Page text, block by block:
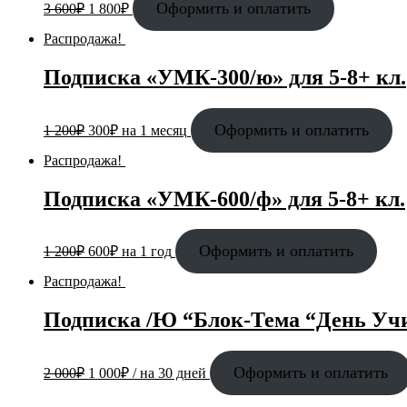
3 600₽ 1 800₽ Оформить и оплатить
Распродажа!
Подписка «УМК-300/ю» для 5-8+ кл.
1 200₽ 300₽ на 1 месяц Оформить и оплатить
Распродажа!
Подписка «УМК-600/ф» для 5-8+ кл.
1 200₽ 600₽ на 1 год Оформить и оплатить
Распродажа!
Подписка /Ю “Блок-Тема “День
2 000₽ 1 000₽ / на 30 дней Оформить и оплатить